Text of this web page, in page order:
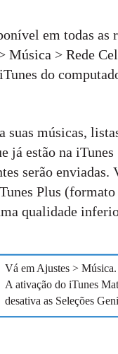
em todas as
Música > Rede
do
suas músicas,
já estão na
serão
Plus
qualidade
Vá em Ajustes > Música.
A ativação do iTunes
desativa as Seleções